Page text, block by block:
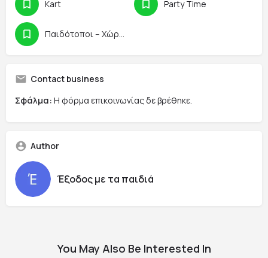
Kart Party Time
Παιδότοποι – Χώροι Παιχνιδιού
Contact business
Σφάλμα: Η φόρμα επικοινωνίας δε βρέθηκε.
Author
Έξοδος με τα παιδιά
You May Also Be Interested In